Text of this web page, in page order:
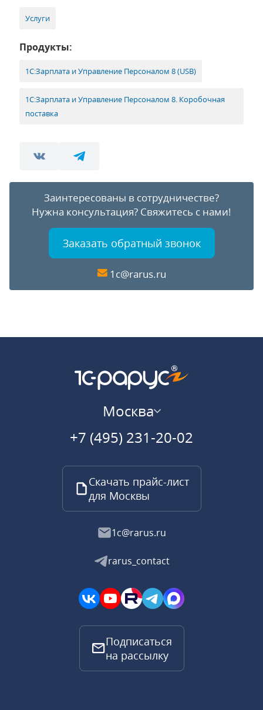
Услуги
Продукты:
1С:Зарплата и Управление Персоналом 8 (USB)
1С:Зарплата и Управление Персоналом 8. Коробочная
поставка
Заинтересованы в сотрудничестве?
Нужна консультация? Свяжитесь с нами!
Заказать обратный звонок
1c@rarus.ru
Москва
+7 (495) 231-20-02
Скачать прайс-лист
для Москвы
1c@rarus.ru
rarus_contact
Подписаться
на рассылку